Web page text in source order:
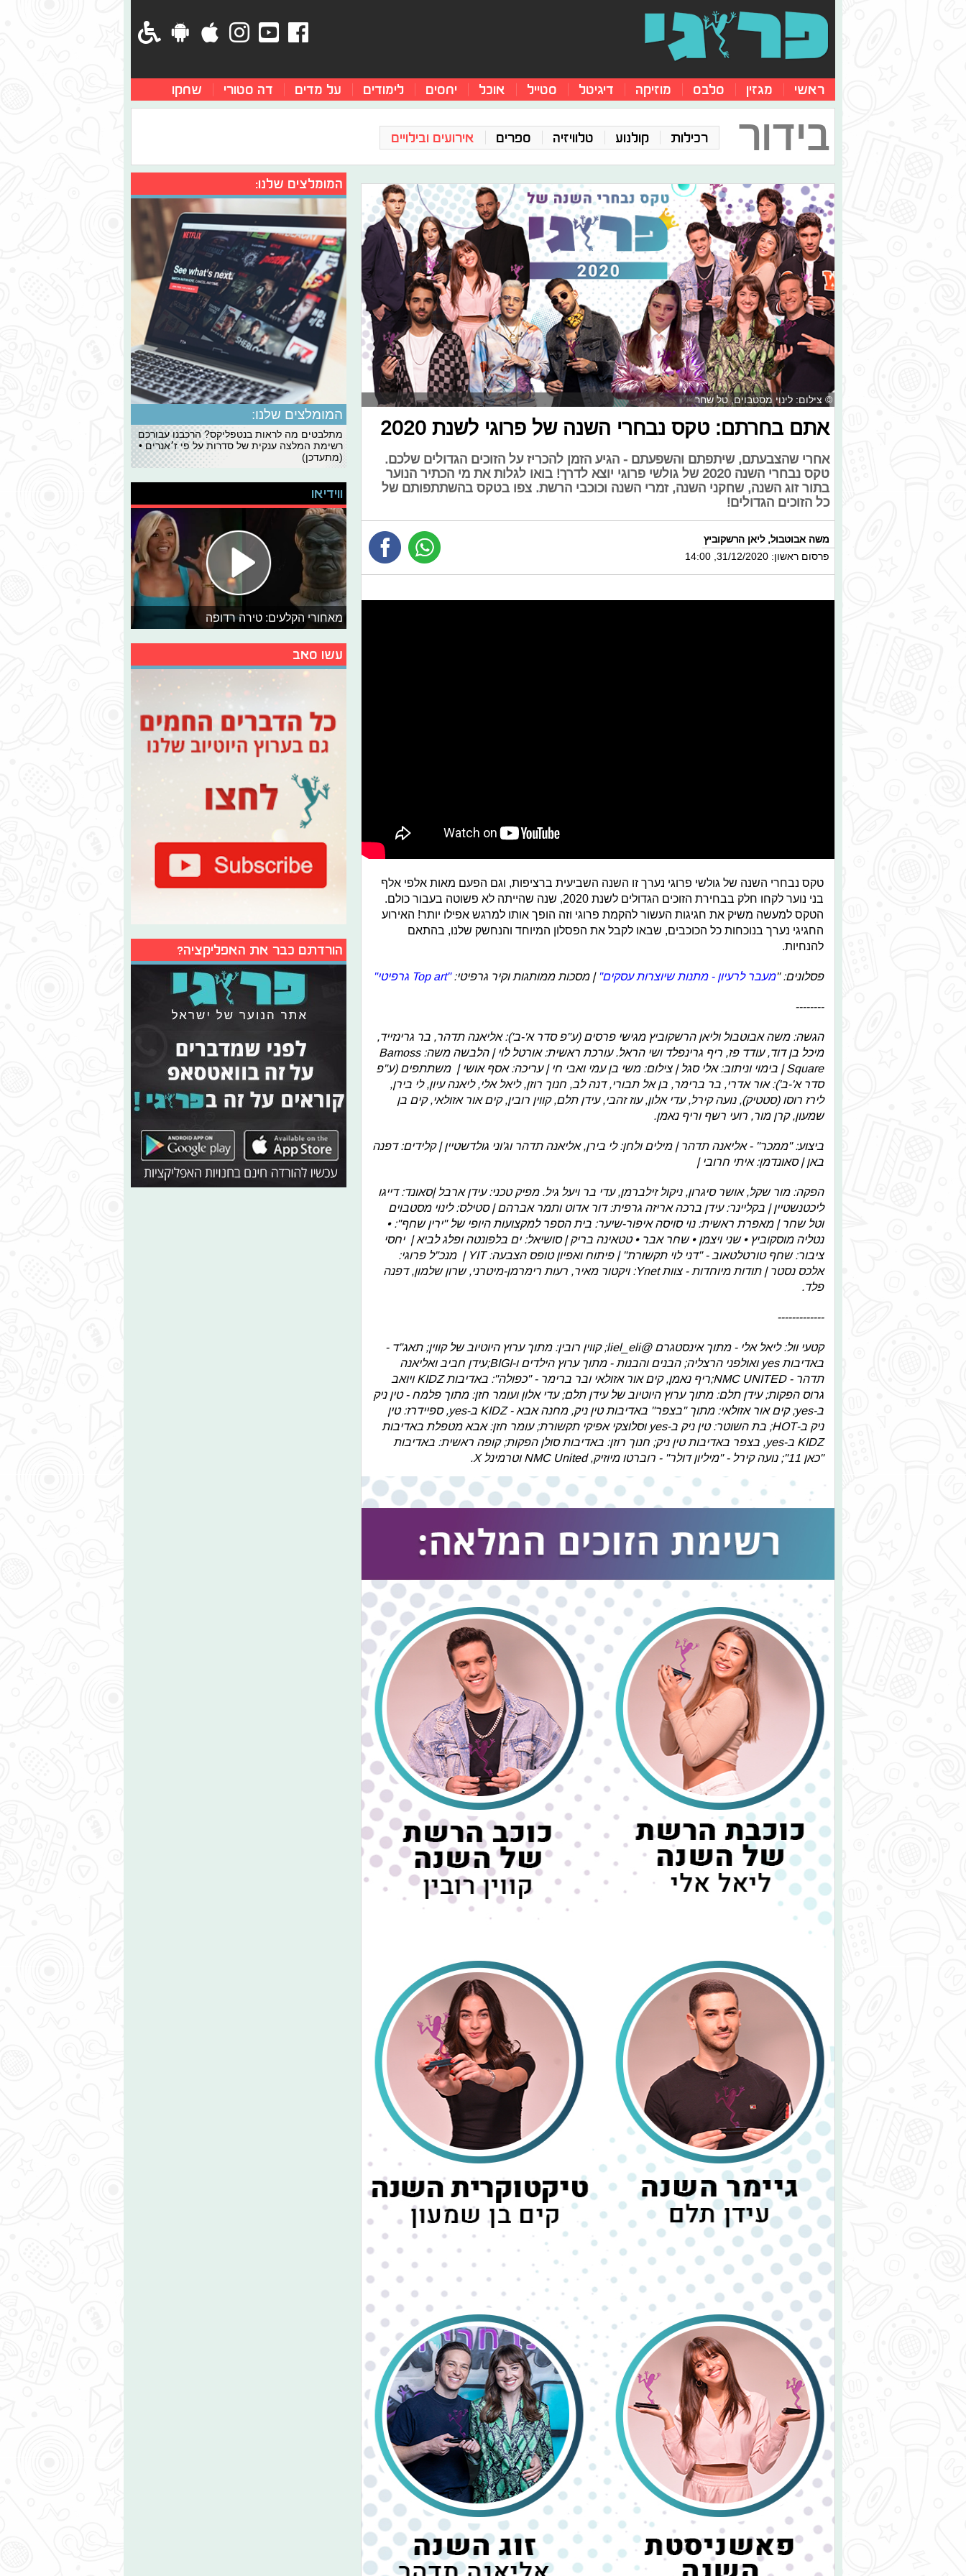
ראשי מגזין סלבס מוזיקה דיגיטל סטייל אוכל יחסים לימודים על מדים דה סטורי שחקו
בידור רכילות קולנוע טלוויזיה ספרים אירועים ובילויים
© צילום: לינוי מסטבוים, טל שחר
אתם בחרתם: טקס נבחרי השנה של פרוגי לשנת 2020
אחרי שהצבעתם, שיתפתם והשפעתם - הגיע הזמן להכריז על הזוכים הגדולים שלכם.
טקס נבחרי השנה 2020 של גולשי פרוגי יוצא לדרך! בואו לגלות את מי הכתיר הנוער
בתור זוג השנה, שחקני השנה, זמרי השנה וכוכבי הרשת. צפו בטקס בהשתתפותם של
כל הזוכים הגדולים!
משה אבוטבול,ליאן הרשקוביץ
פרסום ראשון: 31/12/2020, 14:00
טקס נבחרי השנה של גולשי פרוגי נערך זו השנה השביעית ברציפות, וגם הפעם מאות אלפי אלף
בני נוער לקחו חלק בבחירת הזוכים הגדולים לשנת 2020, שנה שהייתה לא פשוטה בעבור כולם.
הטקס למעשה משיק את חגיגות העשור להקמת פרוגי וזה הופך אותו למרגש אפילו יותר! האירוע
החגיגי נערך בנוכחות כל הכוכבים, שבאו לקבל את הפסלון המיוחד והנחשק שלנו, בהתאם
להנחיות.
פסלונים: "מעבר לרעיון - מתנות שיוצרות עסקים" | מסכות ממותגות וקיר גרפיטי:"Top art גרפיטי"
--------
הגשה: משה אבוטבול וליאן הרשקוביץ מגישי פרסים (ע"פ סדר א'-ב'): אליאנה תדהר, בר גרינזייד,
מיכל בן דוד, עודד פז, ריף גרינפלד ושי הראל. עורכת ראשית: אורטל לוי | הלבשה משה: Bamoss
Square | בימוי וניתוב: אלי סגל | צילום: משי בן עמי ואבי חי | עריכה: אסף אושי | משתתפים (ע"פ
סדר א'-ב'): אור אדרי, בר ברימר, בן אל תבורי, דנה לב, חנוך רוזן, ליאל אלי, ליאנה עיון, לי בירן,
לירז רוסו (סטטיק), נועה קירל, עדי אלון, עוז זהבי, עידן תלם, קווין רובין, קים אור אזולאי, קים בן
שמעון, קרן מור, רועי רשף וריף נאמן.
ביצוע: "ממכר" - אליאנה תדהר | מילים ולחן: לי בירן, אליאנה תדהר וג'וני גולדשטיין | קלידים: דפנה
באן | סאונדמן: איתי חרובי |
הפקה: מור שקל, אושר סיגרון, ניקול זילברמן, עדי בר ויעל גיל. מפיק טכני: עידן ארבל |סאונד: דייגו
ליכטנשטיין | בקליינר: עידן ברכה אריזה גרפית: דור אדוט ותמר אברהם | סטילס: לינוי מסטבוים
וטל שחר | מאפרת ראשית: נוי סויסה איפור-שיער: בית הספר למקצועות היופי של "ירין שחף": •
נטליה מוסקוביץ • שני ויצמן • שחר אבר • טטאינה בריק | סושיאל: ים בלפונטה ופלג לביא | יחסי
ציבור: שחף טורטלטאוב - "דני לוי תקשורת" | פיתוח ואפיון טופס הצבעה: YIT | מנכ"ל פרוגי:
אלכס נסטר | תודות מיוחדות - צוות Ynet: ויקטור מאיר, רעות רימרמן-מיטרני, שרון שלמון, דפנה
פלד.
-------------
קטעי וול: ליאל אלי - מתוך אינסטגרם @liel_eli; קווין רובין: מתוך ערוץ היוטיוב של קווין; תאג"ד -
באדיבות yes ואולפני הרצליה; הבנים והבנות - מתוך ערוץ הילדים ו-BIGI;עידן חביב ואליאנה
תדהר - NMC UNITED;ריף נאמן, קים אור אזולאי ובר ברימר - "כפולה": באדיבות KIDZ ויואב
גרוס הפקות; עידן תלם: מתוך ערוץ היוטיוב של עידן תלם; עדי אלון ועומר חזן: מתוך פלמח - טין ניק
ב-yes; קים אור אזולאי: מתוך "בצפר" באדיבות טין ניק, מחנה אבא - KIDZ ב-yes, ספיידרז: טין
ניק ב-HOT; בת השוטר: טין ניק ב-yes וסלוצקי אפיקי תקשורת; עומר חזן: אבא מטפלת באדיבות
KIDZ ב-yes, בצפר באדיבות טין ניק; חנוך רוזן: באדיבות סולן הפקות; קופה ראשית: באדיבות
"כאן 11"; נועה קירל - "מיליון דולר" - רוברטו מיוזיק, NMC United וטרמינל X.
המומלצים שלנו:
המומלצים שלנו:
מתלבטים מה לראות בנטפליקס? הרכבנו עבורכם
רשימת המלצה ענקית של סדרות על פי ז׳אנרים •
(מתעדכן)
ווידיאו
מאחורי הקלעים: טירה רדופה
עשו סאב
הורדתם כבר את האפליקציה?